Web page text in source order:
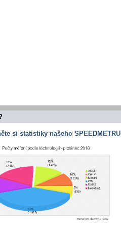
si statistiky našeho SPEEDMETRU